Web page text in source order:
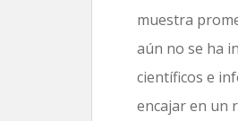
muestra
aún no se ha
científicos e
encajar en un